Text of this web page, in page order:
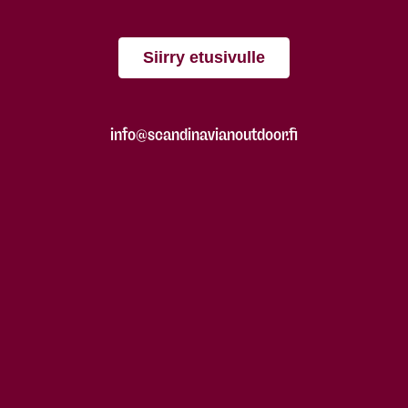
Siirry etusivulle
info@scandinavianoutdoor.fi